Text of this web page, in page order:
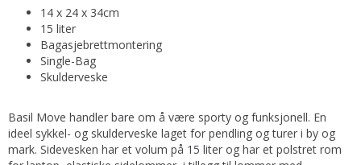
14 x 24 x 34cm
15 liter
Bagasjebrettmontering
Single-Bag
Skulderveske
Basil Move handler bare om å være sporty og funksjonell. En
ideel sykkel- og skulderveske laget for pendling og turer i by og
mark. Sidevesken har et volum på 15 liter og har et polstret rom